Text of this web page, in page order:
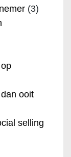
(3)
ooit
selling